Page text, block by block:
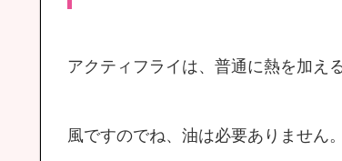
アクティフライは、普通に熱を加え
風ですのでね、油は必要ありません。